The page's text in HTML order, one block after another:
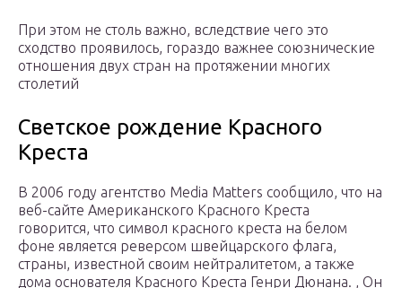
При этом не столь важно, вследствие чего это
сходство проявилось, гораздо важнее союзнические
отношения двух стран на протяжении многих
столетий
Светское рождение Красного
Креста
В 2006 году агентство Media Matters сообщило, что на
веб-сайте Американского Красного Креста
говорится, что символ красного креста на белом
фоне является реверсом швейцарского флага,
страны, известной своим нейтралитетом, а также
дома основателя Красного Креста Генри Дюнана. , Он